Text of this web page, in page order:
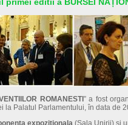
ROMANESTI ” a fost
la Palatul Parlamentului, în data de
expozitionala (Sala Unirii) si